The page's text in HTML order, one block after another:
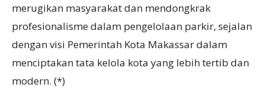
merugikan masyarakat dan mendongkrak
profesionalisme dalam pengelolaan parkir, sejalan
dengan visi Pemerintah Kota Makassar dalam
menciptakan tata kelola kota yang lebih tertib dan
modern. (*)